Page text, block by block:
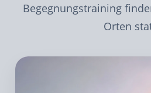
Begegnungstraining
Orten